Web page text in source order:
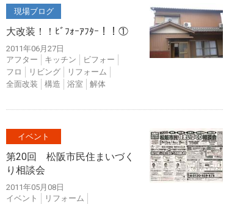
現場ブログ
大改装！！ﾋﾞﾌｫｰｱﾌﾀｰ！！①
2011年06月27日
アフター
キッチン
ビフォー
フロ
リビング
リフォーム
全面改装
構造 浴室 解体
イベント
第20回 松阪市民住まいづく
り相談会
2011年05月08日
イベント
リフォーム